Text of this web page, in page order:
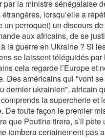
par la ministre sénégalaise
lorsqu’elle a
un perroquet) un discours
aux africains, de se
la guerre en Ukraine ? Si
se laissent téléguidés par
cela regarde l’Europe et
Des américains qui "vont
dernier ukrainien", africain
la supercherie et
De toute façon le premier
que Poutine tirera, s’il pète
tombera certainement pas